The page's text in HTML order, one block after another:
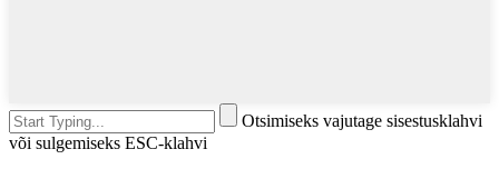
Otsimiseks vajutage sisestusklahvi
või sulgemiseks ESC-klahvi